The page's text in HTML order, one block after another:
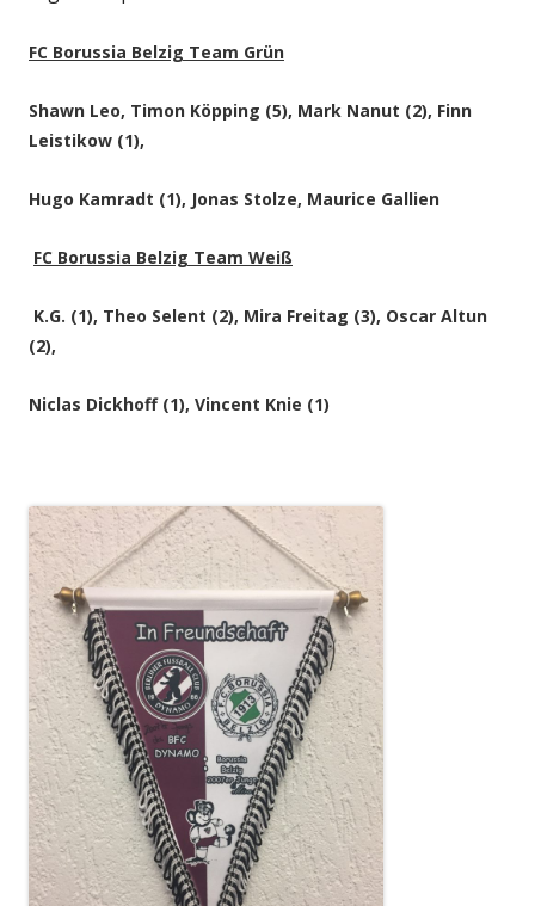
FC Borussia Belzig Team Grün
Shawn Leo, Timon Köpping (5), Mark Nanut (2), Finn
Leistikow (1),
Hugo Kamradt (1), Jonas Stolze, Maurice Gallien
FC Borussia Belzig Team Weiß
K.G. (1), Theo Selent (2), Mira Freitag (3), Oscar Altun
(2),
Niclas Dickhoff (1), Vincent Knie (1)